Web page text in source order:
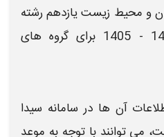
و محیط زیستیازدهم رشته
برای گروه های
آن ها در سامانه سیدا
می توانند با توجه به موعد